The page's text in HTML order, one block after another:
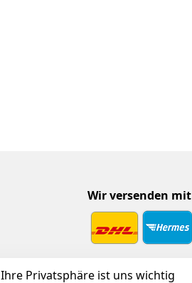
Ihre Privatsphäre ist uns wichtig
Wir versenden mit